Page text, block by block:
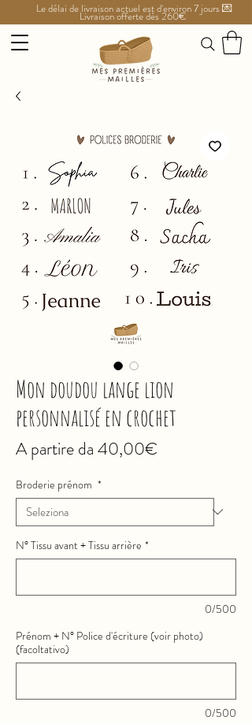
Le délai de livraison actuel est d'environ 7 jours 💌
Livraison offerte dès 260€
Mon doudou lange lion
personnalisé en crochet
A partire da40,00€
Broderie prénom *
N° Tissu avant + Tissu arrière *
0/500
Prénom + N° Police d'écriture (voir photo)
(facoltativo)
0/500